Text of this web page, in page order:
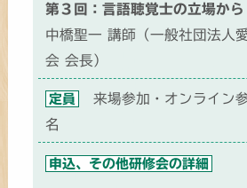
第３回：言語聴覚士の立場から
中橋聖一 講師（一般社団法人
会 会長）
定員
来場参加・オンライン
名
申込、その他研修会の詳細